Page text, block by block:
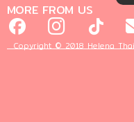
MORE FROM US
Copyright © 2018 Helena